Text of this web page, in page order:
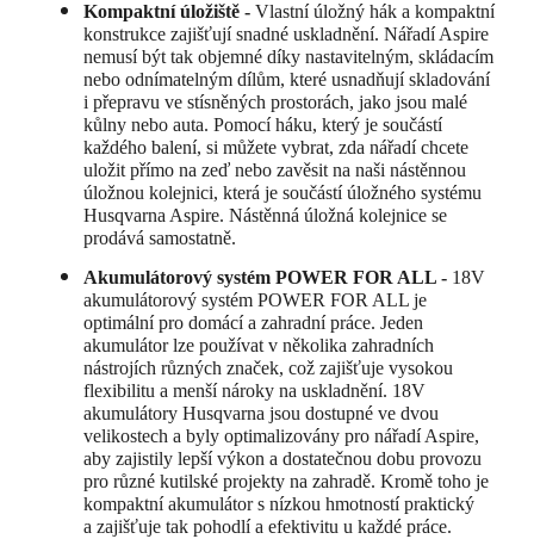
Kompaktní úložiště - Vlastní úložný hák a kompaktní
konstrukce zajišťují snadné uskladnění. Nářadí Aspire
nemusí být tak objemné díky nastavitelným, skládacím
nebo odnímatelným dílům, které usnadňují skladování
i přepravu ve stísněných prostorách, jako jsou malé
kůlny nebo auta. Pomocí háku, který je součástí
každého balení, si můžete vybrat, zda nářadí chcete
uložit přímo na zeď nebo zavěsit na naši nástěnnou
úložnou kolejnici, která je součástí úložného systému
Husqvarna Aspire. Nástěnná úložná kolejnice se
prodává samostatně.
Akumulátorový systém POWER FOR ALL - 18V
akumulátorový systém POWER FOR ALL je
optimální pro domácí a zahradní práce. Jeden
akumulátor lze používat v několika zahradních
nástrojích různých značek, což zajišťuje vysokou
flexibilitu a menší nároky na uskladnění. 18V
akumulátory Husqvarna jsou dostupné ve dvou
velikostech a byly optimalizovány pro nářadí Aspire,
aby zajistily lepší výkon a dostatečnou dobu provozu
pro různé kutilské projekty na zahradě. Kromě toho je
kompaktní akumulátor s nízkou hmotností praktický
a zajišťuje tak pohodlí a efektivitu u každé práce.